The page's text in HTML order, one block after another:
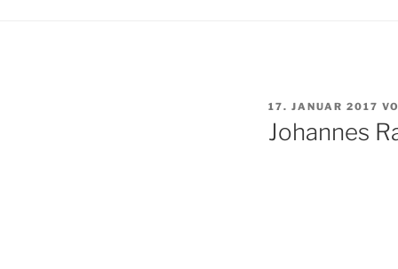
VERÖFFENTLICHT
AM
17. JANUAR 2017
Johannes